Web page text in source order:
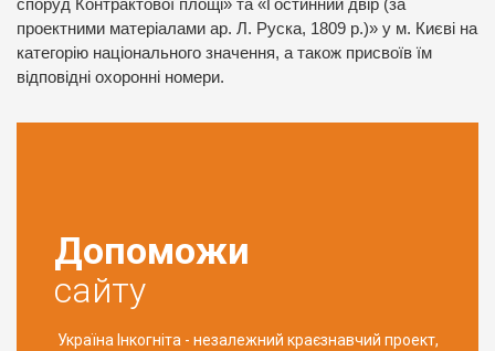
споруд Контрактової площі» та «Гостинний двір (за
проектними матеріалами ар. Л. Руска, 1809 р.)» у м. Києві на
категорію національного значення, а також присвоїв їм
відповідні охоронні номери.
Допоможи
сайту
Україна Інкогніта - незалежний краєзнавчий проект,